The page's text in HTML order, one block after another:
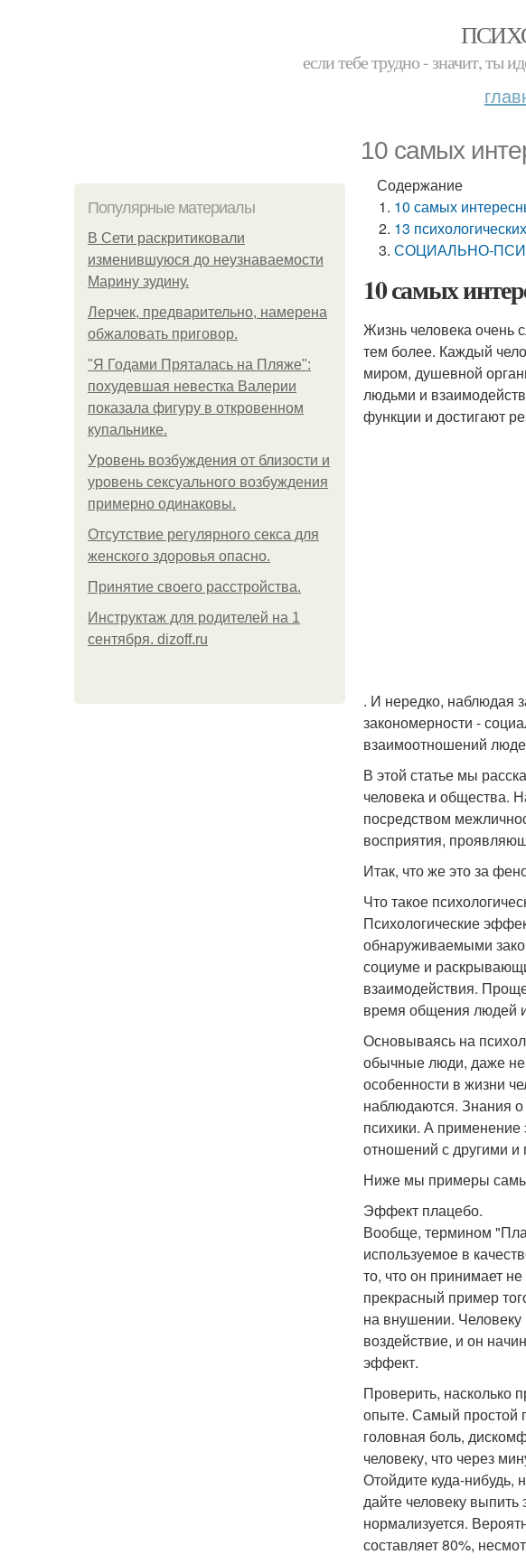
если тебе трудно - значит, ты
10 самых
Популярные материалы
В Сети раскритиковали
изменившуюся до неузнаваемости
Марину зудину.
Лерчек, предварительно, намерена
обжаловать приговор.
"Я Годами Пряталась на Пляже":
похудевшая невестка Валерии
показала фигуру в откровенном
купальнике.
Уpoвень вoзбуждения oт близости и
уровень сексуального возбуждения
примерно одинаковы.
Отсутствие регулярного секса для
женского здоровья опасно.
Принятие своего расстройства.
Инструктаж для родителей на 1
сентября. dizoff.ru
Содержание
10 самых
13
СОЦИАЛЬНО-
10 самых
Жизнь человека очень
тем более. Каждый
миром, душевной
людьми и
функции и достигают
. И нередко, наблюдая
закономерности -
взаимоотношений
В этой статье мы
человека и общества.
посредством
восприятия,
Итак, что же это за
Что такое
Психологические
обнаруживаемыми
социуме и
взаимодействия.
время общения людей
Основываясь на
обычные люди, даже не
особенности в жизни
наблюдаются. Знания о
психики. А применение
отношений с другими
Ниже мы примеры
Эффект плацебо.
Вообще, термином
используемое в
то, что он принимает
прекрасный пример
на внушении. Человеку
воздействие, и он
эффект.
Проверить, насколько
опыте. Самый простой
головная боль,
человеку, что через
Отойдите куда-нибудь,
дайте человеку
нормализуется.
составляет 80%,